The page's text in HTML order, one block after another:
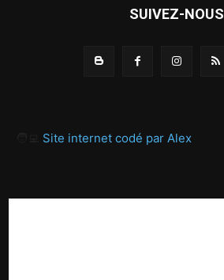
SUIVEZ-NOUS
Site internet codé par Alex